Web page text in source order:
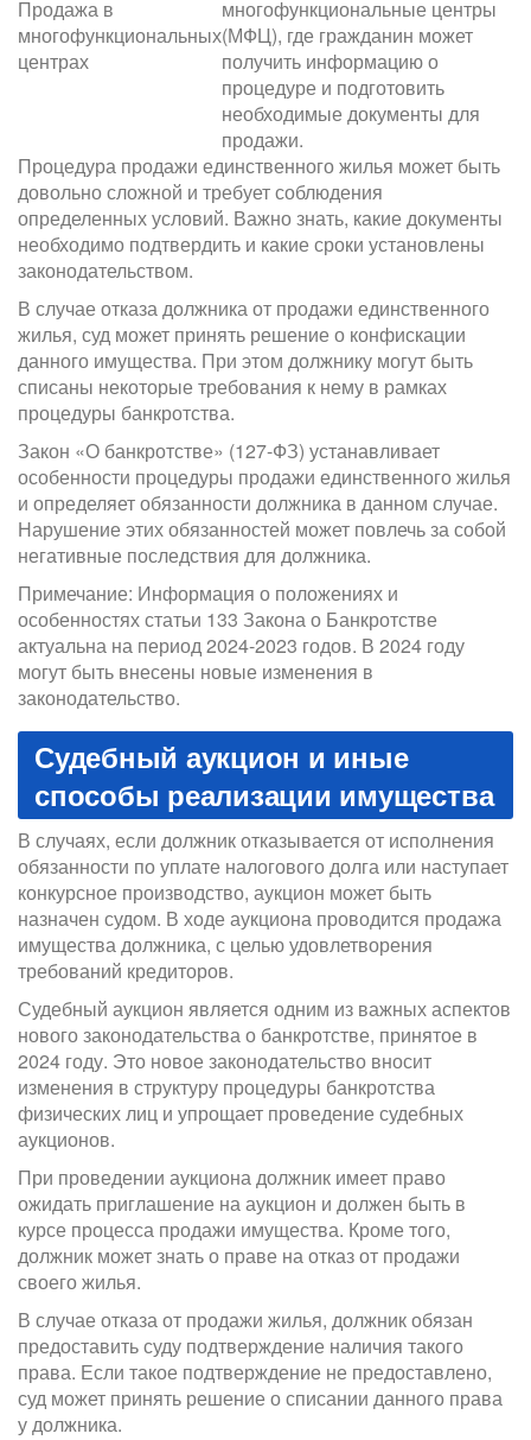
Продажа в
многофункциональных
центрах
многофункциональные центры
(МФЦ), где гражданин может
получить информацию о
процедуре и подготовить
необходимые документы для
продажи.
Процедура продажи единственного жилья может быть
довольно сложной и требует соблюдения
определенных условий. Важно знать, какие документы
необходимо подтвердить и какие сроки установлены
законодательством.
В случае отказа должника от продажи единственного
жилья, суд может принять решение о конфискации
данного имущества. При этом должнику могут быть
списаны некоторые требования к нему в рамках
процедуры банкротства.
Закон «О банкротстве» (127-ФЗ) устанавливает
особенности процедуры продажи единственного жилья
и определяет обязанности должника в данном случае.
Нарушение этих обязанностей может повлечь за собой
негативные последствия для должника.
Примечание: Информация о положениях и
особенностях статьи 133 Закона о Банкротстве
актуальна на период 2024-2023 годов. В 2024 году
могут быть внесены новые изменения в
законодательство.
Судебный аукцион и иные
способы реализации имущества
В случаях, если должник отказывается от исполнения
обязанности по уплате налогового долга или наступает
конкурсное производство, аукцион может быть
назначен судом. В ходе аукциона проводится продажа
имущества должника, с целью удовлетворения
требований кредиторов.
Судебный аукцион является одним из важных аспектов
нового законодательства о банкротстве, принятое в
2024 году. Это новое законодательство вносит
изменения в структуру процедуры банкротства
физических лиц и упрощает проведение судебных
аукционов.
При проведении аукциона должник имеет право
ожидать приглашение на аукцион и должен быть в
курсе процесса продажи имущества. Кроме того,
должник может знать о праве на отказ от продажи
своего жилья.
В случае отказа от продажи жилья, должник обязан
предоставить суду подтверждение наличия такого
права. Если такое подтверждение не предоставлено,
суд может принять решение о списании данного права
у должника.